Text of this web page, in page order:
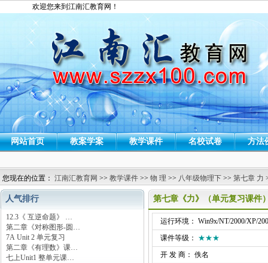
欢迎您来到江南汇教育网！
网站首页 教案学案 教学课件 名校试卷 方法
您现在的位置： 江南汇教育网 >> 教学课件 >> 物 理 >> 八年级物理下 >> 第七章 力
人气排行
12.3《 互逆命题》 …
第二章《对称图形-圆…
7A Unit 2 单元复习
第二章《有理数》课…
七上Unit1 整单元课…
第七章《力》（单元复习课件
运行环境： Win9x/NT/2000/XP/
课件等级： ★★★
开 发 商： 佚名